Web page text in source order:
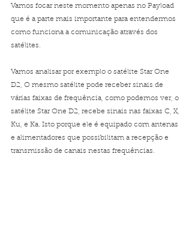
Vamos focar neste momento apenas no Payload
que é a parte mais importante para entendermos
como funciona a comunicação através dos
satélites.
Vamos analisar por exemplo o satélite Star One
D2, O mesmo satélite pode receber sinais de
várias faixas de frequência, como podemos ver, o
satélite Star One D2, recebe sinais nas faixas C, X,
Ku, e Ka. Isto porque ele é equipado com antenas
e alimentadores que possibilitam a recepção e
transmissão de canais nestas frequências.